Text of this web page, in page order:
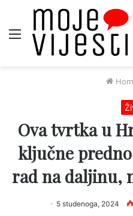
Menu
Ova tvrtka u
ključne
rad na daljinu,
5 studenoga, 2024